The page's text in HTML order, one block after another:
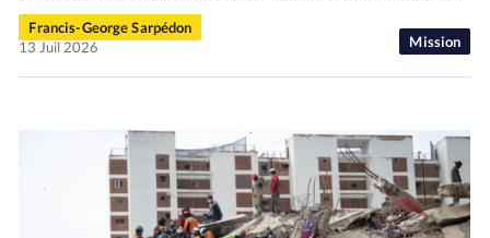
Mission
Francis-George Sarpédon
13 Juil 2026